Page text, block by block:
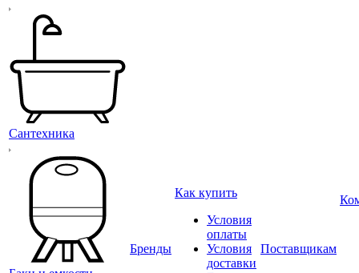
Сантехника
Бренды
Как купить
Условия
оплаты
Условия
доставки
Поставщикам